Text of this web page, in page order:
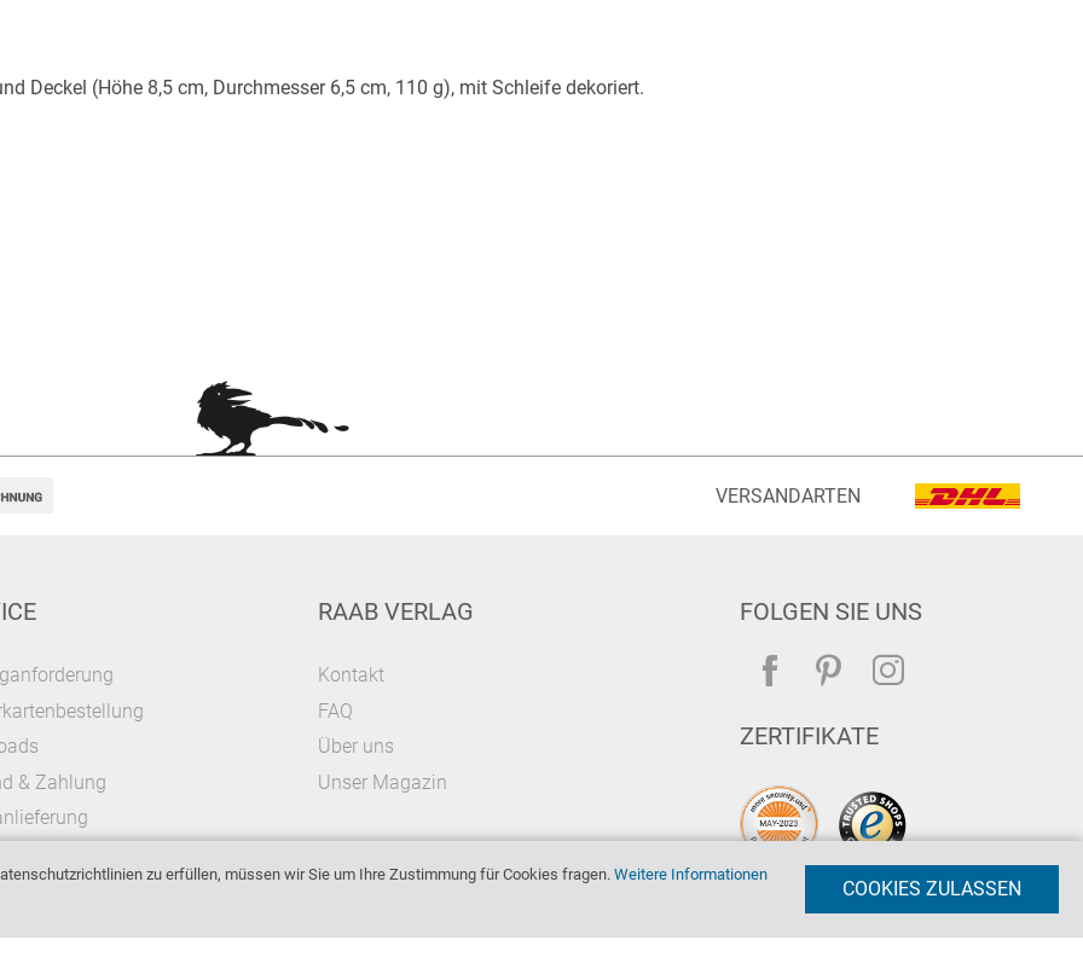
zu erfüllen, müssen wir Sie um Ihre Zustimmung für Cookies fragen. Weitere Informationen
COOKIES ZULASSEN
Deckel (Höhe 8,5 cm, Durchmesser 6,5 cm, 110 g), mit Schleife dekoriert.
VERSANDARTEN
& Zahlung
RAAB VERLAG
Kontakt
FAQ
Über uns
Unser Magazin
FOLGEN SIE UNS
ZERTIFIKATE